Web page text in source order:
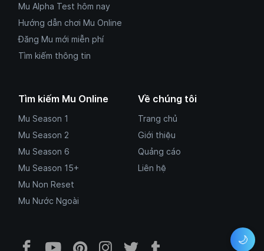
🌙
Mu Alpha Test hôm nay
Hướng dẫn chơi Mu Online
Đăng Mu mới miễn phí
Tìm kiếm thông tin
Tìm kiếm Mu Online
Mu Season 1
Mu Season 2
Mu Season 6
Mu Season 15+
Mu Non Reset
Mu Nước Ngoài
Về chúng tôi
Trang chủ
Giới thiệu
Quảng cáo
Liên hệ